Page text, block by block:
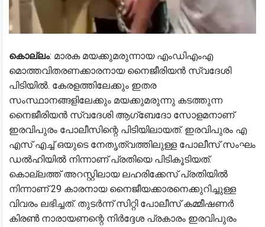
കൊല്ലം: മാരക മയക്കുമരുന്നായ എംഡിഎംഎ
മൊത്തവിതരണക്കാരനായ നൈജീരിയന്‍ സ്വദേശി
പിടിയില്‍. കേരളത്തിലേക്കും ഇതര
സംസ്ഥാനങ്ങളിലേക്കും മയക്കുമരുന്നു കടത്തുന്ന
നൈജീരിയന്‍ സ്വദേശി ആഗ്‌ബേദോ സോളമനാണ്
ഇരവിപുരം പോലീസിന്റെ പിടിയിലായത്. ഇരവിപുരം എ
എസ് എച്ച് ഒയുടെ നേതൃത്വത്തിലുള്ള പോലീസ് സംഘം
ഡല്‍ഹിയില്‍ നിന്നാണ് പ്രതിയെ പിടികൂടിയത്.
കൊല്ലത്ത് അറസ്റ്റിലായ ലഹരിക്കേസ് പ്രതിയില്‍
നിന്നാണ് 29 കാരനായ നൈജീയക്കാരനെക്കുറിച്ചുള്ള
വിവരം ലഭിച്ചത്. തുടര്‍ന്ന് സിറ്റി പോലീസ് കമ്മീഷണര്‍
കിരണ്‍ നാരായണന്റെ നിര്‍ദ്ദേശ പ്രകാരം ഇരവിപുരം